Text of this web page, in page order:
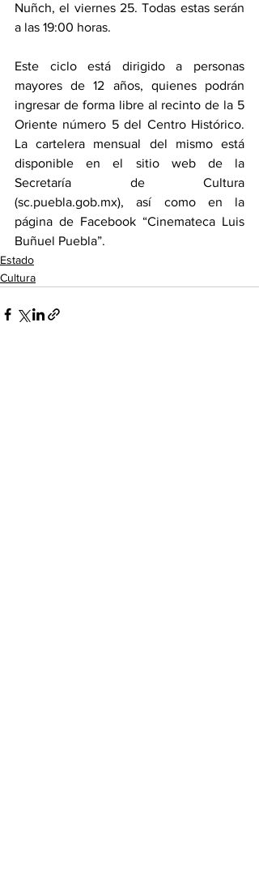
Nuñch, el viernes 25. Todas estas serán
a las 19:00 horas.
Este ciclo está dirigido a personas
mayores de 12 años, quienes podrán
ingresar de forma libre al recinto de la 5
Oriente número 5 del Centro Histórico.
La cartelera mensual del mismo está
disponible en el sitio web de la
Secretaría de Cultura
(sc.puebla.gob.mx), así como en la
página de Facebook “Cinemateca Luis
Buñuel Puebla”.
Estado
Cultura